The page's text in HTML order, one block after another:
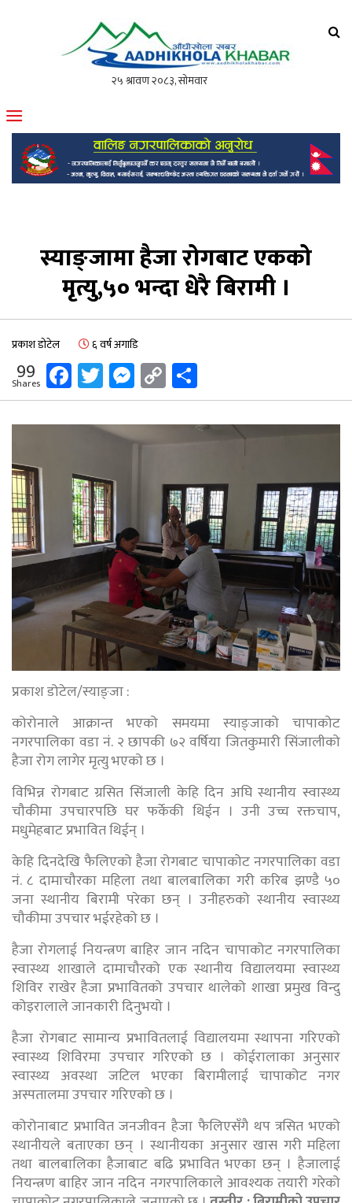
मोफसलकै लोकप्रिय अनलाइन पत्रिका
स्याङ्जामा हैजा रोगबाट एकको
मृत्यु,५० भन्दा धेरै बिरामी ।
प्रकाश डोटेल ६ वर्ष अगाडि
99
Shares Facebook
Twitter
Messenger
Copy
Link
प्रकाश डोटेल/स्याङ्जा :
कोरोनाले आक्रान्त भएको समयमा स्याङ्जाको चापाकोट
नगरपालिका वडा नं. २ छापकी ७२ वर्षिया जितकुमारी सिंजालीको
हैजा रोग लागेर मृत्यु भएको छ ।
विभिन्न रोगबाट ग्रसित सिंजाली केहि दिन अघि स्थानीय स्वास्थ्य
चौकीमा उपचारपछि घर फर्केकी थिईन । उनी उच्च रक्तचाप,
मधुमेहबाट प्रभावित थिईन् ।
केहि दिनदेखि फैलिएको हैजा रोगबाट चापाकोट नगरपालिका वडा
नं. ८ दामाचौरका महिला तथा बालबालिका गरी करिब झण्डै ५०
जना स्थानीय बिरामी परेका छन् । उनीहरुको स्थानीय स्वास्थ्य
चौकीमा उपचार भईरहेको छ ।
हैजा रोगलाई नियन्त्रण बाहिर जान नदिन चापाकोट नगरपालिका
स्वास्थ्य शाखाले दामाचौरको एक स्थानीय विद्यालयमा स्वास्थ्य
शिविर राखेर हैजा प्रभावितको उपचार थालेको शाखा प्रमुख विन्दु
कोइरालाले जानकारी दिनुभयो ।
हैजा रोगबाट सामान्य प्रभावितलाई विद्यालयमा स्थापना गरिएको
स्वास्थ्य शिविरमा उपचार गरिएको छ । कोईरालाका अनुसार
स्वास्थ्य अवस्था जटिल भएका बिरामीलाई चापाकोट नगर
अस्पतालमा उपचार गरिएको छ ।
कोरोनाबाट प्रभावित जनजीवन हैजा फैलिएसँगै थप त्रसित भएको
स्थानीयले बताएका छन् । स्थानीयका अनुसार खास गरी महिला
तथा बालबालिका हैजाबाट बढि प्रभावित भएका छन् । हैजालाई
नियन्त्रण बाहिर जान नदिन नगरपालिकाले आवश्यक तयारी गरेको